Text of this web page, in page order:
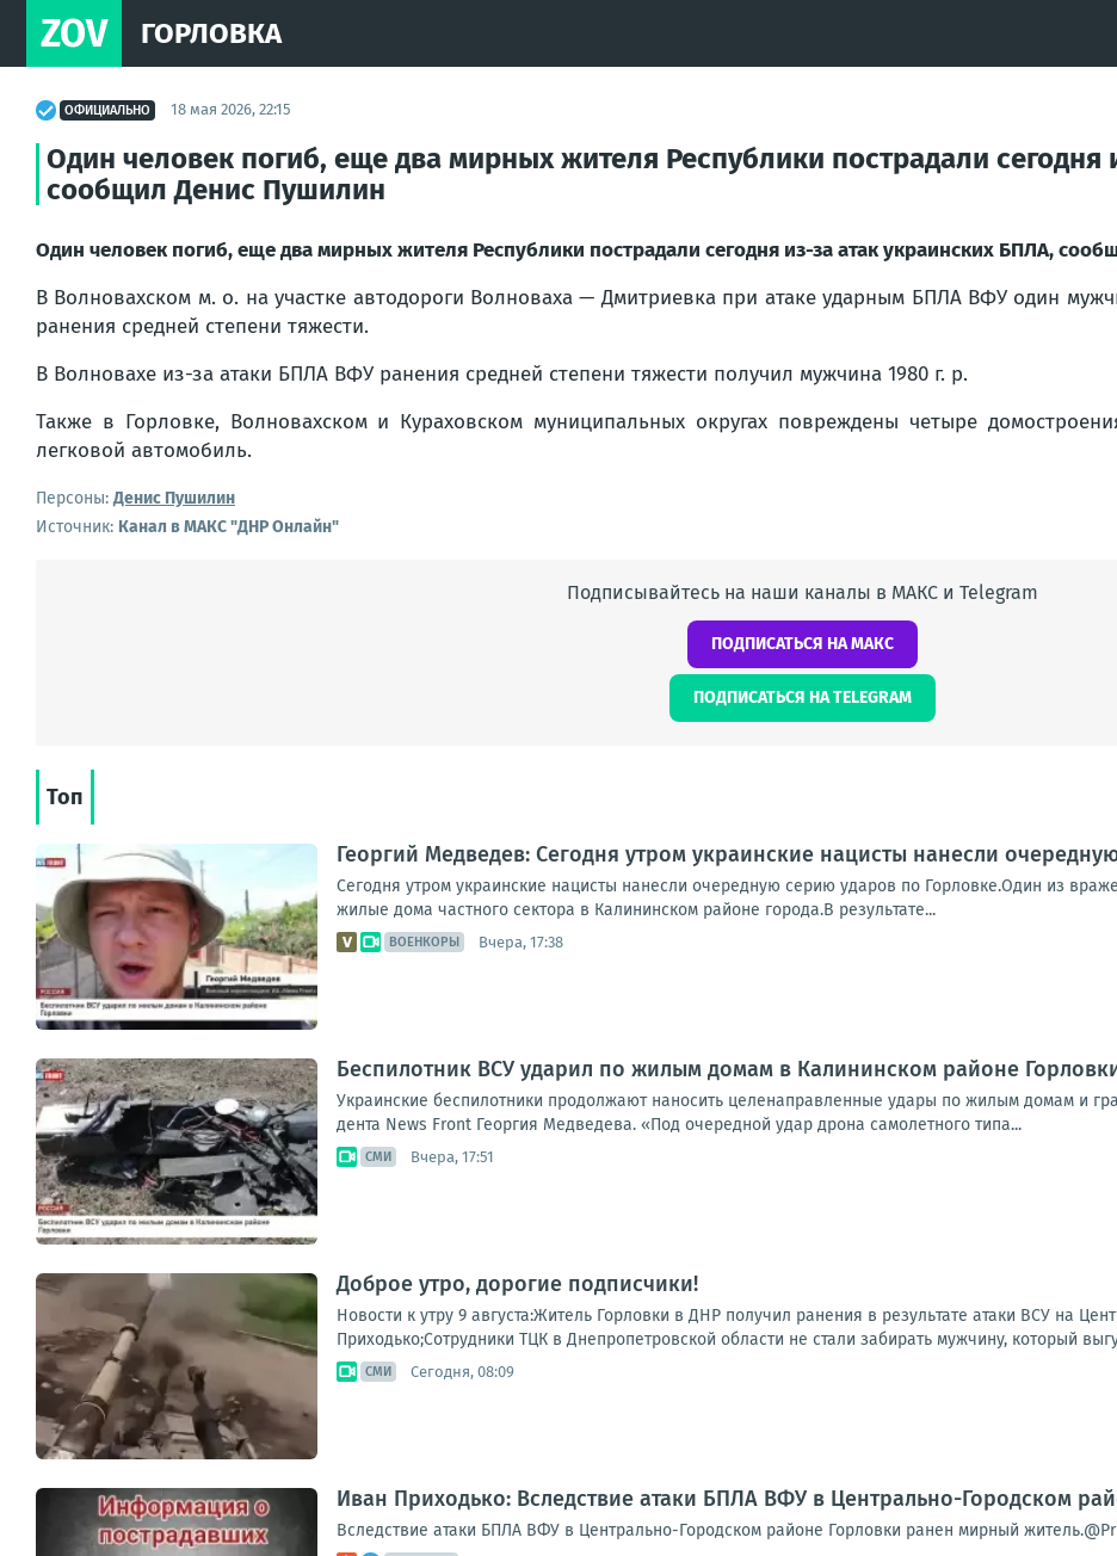
ZOV ГОРЛОВКА
ОФИЦИАЛЬНО 18 мая 2026, 22:15
Один человек погиб, еще два мирных жителя Республики пострадали сегодня
сообщил Денис Пушилин
Один человек погиб, еще два мирных жителя Республики пострадали сегодня из-за атак украинских БПЛА,
В Волновахском м. о. на участке автодороги Волноваха — Дмитриевка при атаке ударным БПЛА ВФУ один
ранения средней степени тяжести.
В Волновахе из-за атаки БПЛА ВФУ ранения средней степени тяжести получил мужчина 1980 г. р.
Также в Горловке, Волновахском и Кураховском муниципальных округах повреждены четыре
легковой автомобиль.
Персоны: Денис Пушилин
Источник: Канал в МАКС "ДНР Онлайн"
Подписывайтесь на наши каналы в МАКС и Telegram
ПОДПИСАТЬСЯ НА МАКС
ПОДПИСАТЬСЯ НА TELEGRAM
Топ
Георгий Медведев: Сегодня утром украинские нацисты нанесли
Сегодня утром украинские нацисты нанесли очередную серию ударов по Горловке.Один из
жилые дома частного сектора в Калининском районе города.В результате...
ВОЕНКОРЫ Вчера, 17:38
Беспилотник ВСУ ударил по жилым домам в Калининском районе
Укра­ин­ские бес­пи­лот­ни­ки про­дол­жа­ют нано­сить целе­на­прав­лен­ные уда­ры по жилым домам и
ден­та News Front Геор­гия Мед­ве­де­ва. «Под оче­ред­ной удар дро­на само­лет­но­го типа...
СМИ Вчера, 17:51
Доброе утро, дорогие подписчики!
Новости к утру 9 августа:Житель Горловки в ДНР получил ранения в результате атаки ВСУ на
Приходько;Сотрудники ТЦК в Днепропетровской области не стали забирать мужчину, который
СМИ Сегодня, 08:09
Иван Приходько: Вследствие атаки БПЛА ВФУ в Центрально-Городском
Вследствие атаки БПЛА ВФУ в Центрально-Городском районе Горловки ранен мирный